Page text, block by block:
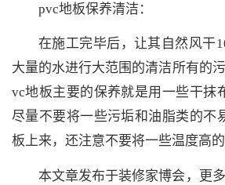
pvc地板保养清洁：
在施工完毕后，让其自然风干
大量的水进行大范围的清洁所有的
vc地板主要的保养就是用一些干抹
尽量不要将一些污垢和油脂类的不
板上来，还注意不要将一些温度高的
本文章发布于装修家博会，更